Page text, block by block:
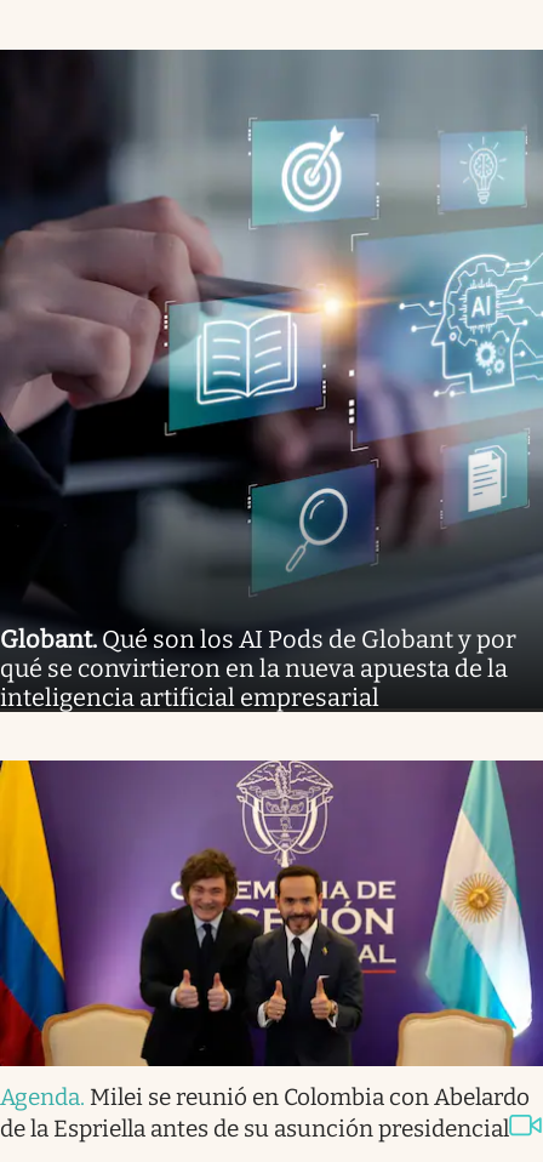
Globant.Qué son los AI Pods de Globant y por
qué se convirtieron en la nueva apuesta de la
inteligencia artificial empresarial
Agenda. Milei se reunió en Colombia con Abelardo
de la Espriella antes de su asunción presidencial